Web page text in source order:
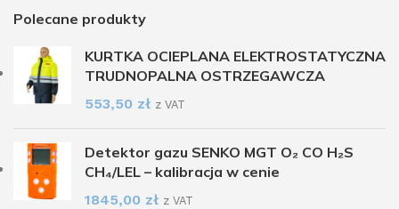
Polecane produkty
KURTKA OCIEPLANA ELEKTROSTATYCZNA
TRUDNOPALNA OSTRZEGAWCZA
553,50 zł z VAT
Detektor gazu SENKO MGT O₂ CO H₂S
CH₄/LEL – kalibracja w cenie
1845,00 zł z VAT